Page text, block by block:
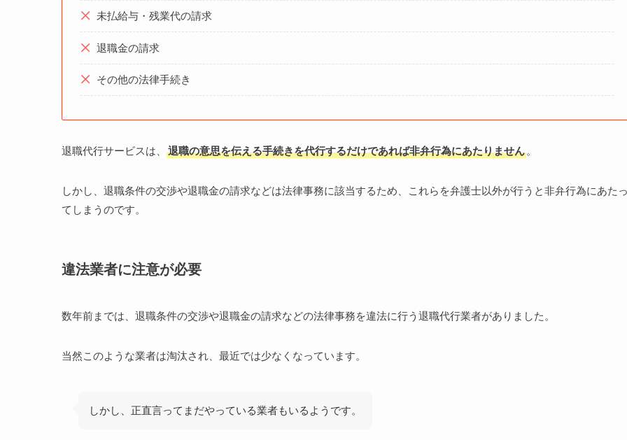
未払給与・残業代の請求
退職金の請求
その他の法律手続き
退職代行サービスは、 退職の意思を伝える手続きを代行するだけであれば非弁行為にあたりません 。
しかし、退職条件の交渉や退職金の請求などは法律事務に該当するため、これらを弁護士以外が行うと非弁行為にあた
てしまうのです。
違法業者に注意が必要
数年前までは、退職条件の交渉や退職金の請求などの法律事務を違法に行う退職代行業者がありました。
当然このような業者は淘汰され、最近では少なくなっています。
しかし、正直言ってまだやっている業者もいるようです。